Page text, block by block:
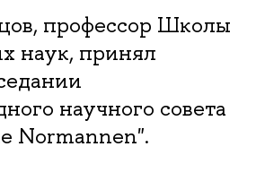
профессор Школы
наук, принял
научного совета
Normannen".